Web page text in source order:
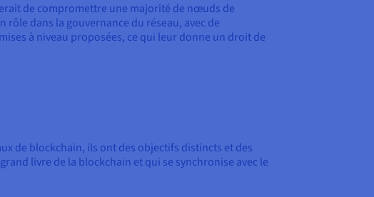
de compromettre une majorité de nœuds de
dans la gouvernance du réseau, avec de
à niveau proposées, ce qui leur donne un droit de
de blockchain, ils ont des objectifs distincts et des
livre de la blockchain et qui se synchronise avec le